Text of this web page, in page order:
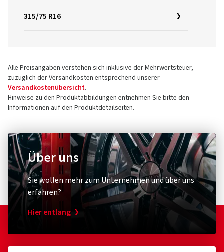
315/75 R16
Alle Preisangaben verstehen sich inklusive der Mehrwertsteuer,
zuzüglich der Versandkosten entsprechend unserer
Versandkostenübersicht.
Hinweise zu den Produktabbildungen entnehmen Sie bitte den
Informationen auf den Produktdetailseiten.
Über uns
Sie wollen mehr zum Unternehmen und über uns
erfahren?
Hier entlang